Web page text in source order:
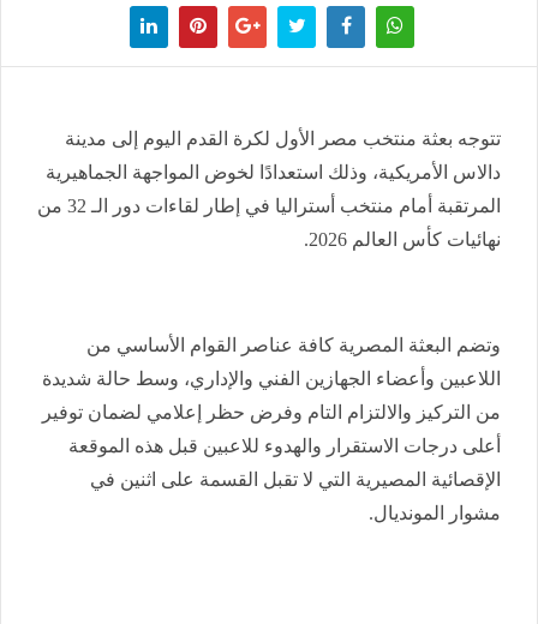
تتوجه بعثة منتخب مصر الأول لكرة القدم اليوم إلى مدينة
دالاس الأمريكية، وذلك استعدادًا لخوض المواجهة الجماهيرية
المرتقبة أمام منتخب أستراليا في إطار لقاءات دور الـ 32 من
نهائيات كأس العالم 2026.
وتضم البعثة المصرية كافة عناصر القوام الأساسي من
اللاعبين وأعضاء الجهازين الفني والإداري، وسط حالة شديدة
من التركيز والالتزام التام وفرض حظر إعلامي لضمان توفير
أعلى درجات الاستقرار والهدوء للاعبين قبل هذه الموقعة
الإقصائية المصيرية التي لا تقبل القسمة على اثنين في
مشوار المونديال.